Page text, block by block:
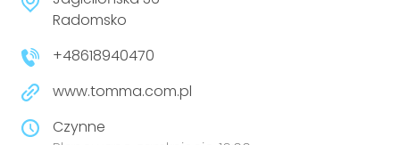
niepełnosprawnościami
Prawo
Prawa osób z niepełnosprawnościami
Urządzenia IoT
Radomsko
+48618940470
www.tomma.com.pl
Czynne